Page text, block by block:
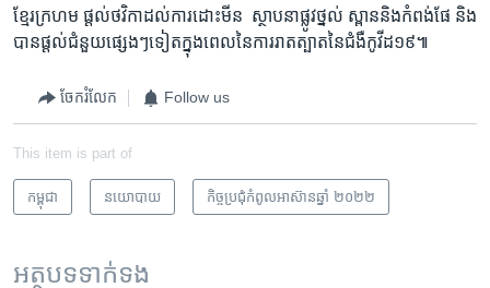
ខ្មែរ​ក្រហម ​ផ្តល់​ថវិកា​ដល់​ការ​ដោះមីន ​ ស្ថាបនា​ផ្លូវ​ថ្នល់​ ស្ពាន​និង​កំពង់ផែ ​និង​
បាន​ផ្តល់​ជំនួយ​ផ្សេងៗ​ទៀត​ក្នុង​ពេល​នៃ​ការ​រាតត្បាត​នៃ​ជំងឺ​កូវីដ១៩៕
ចែករំលែក Follow us
This item is part of
កម្ពុជា នយោបាយ កិច្ចប្រជុំ​កំពូល​​អាស៊ានឆ្នាំ ២០២២
អត្ថបទ​ទាក់ទង